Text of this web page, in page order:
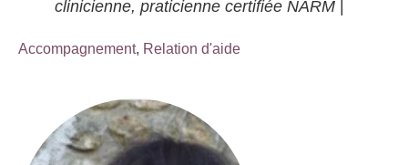
clinicienne, praticienne certifiée NARM
Accompagnement, Relation d'aide